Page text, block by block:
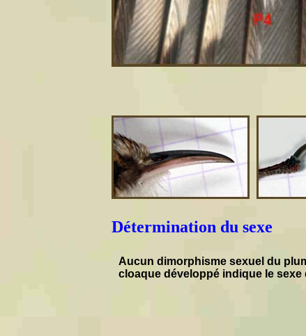
Détermination du sexe
Aucun dimorphisme sexuel du
cloaque développé indique le sexe